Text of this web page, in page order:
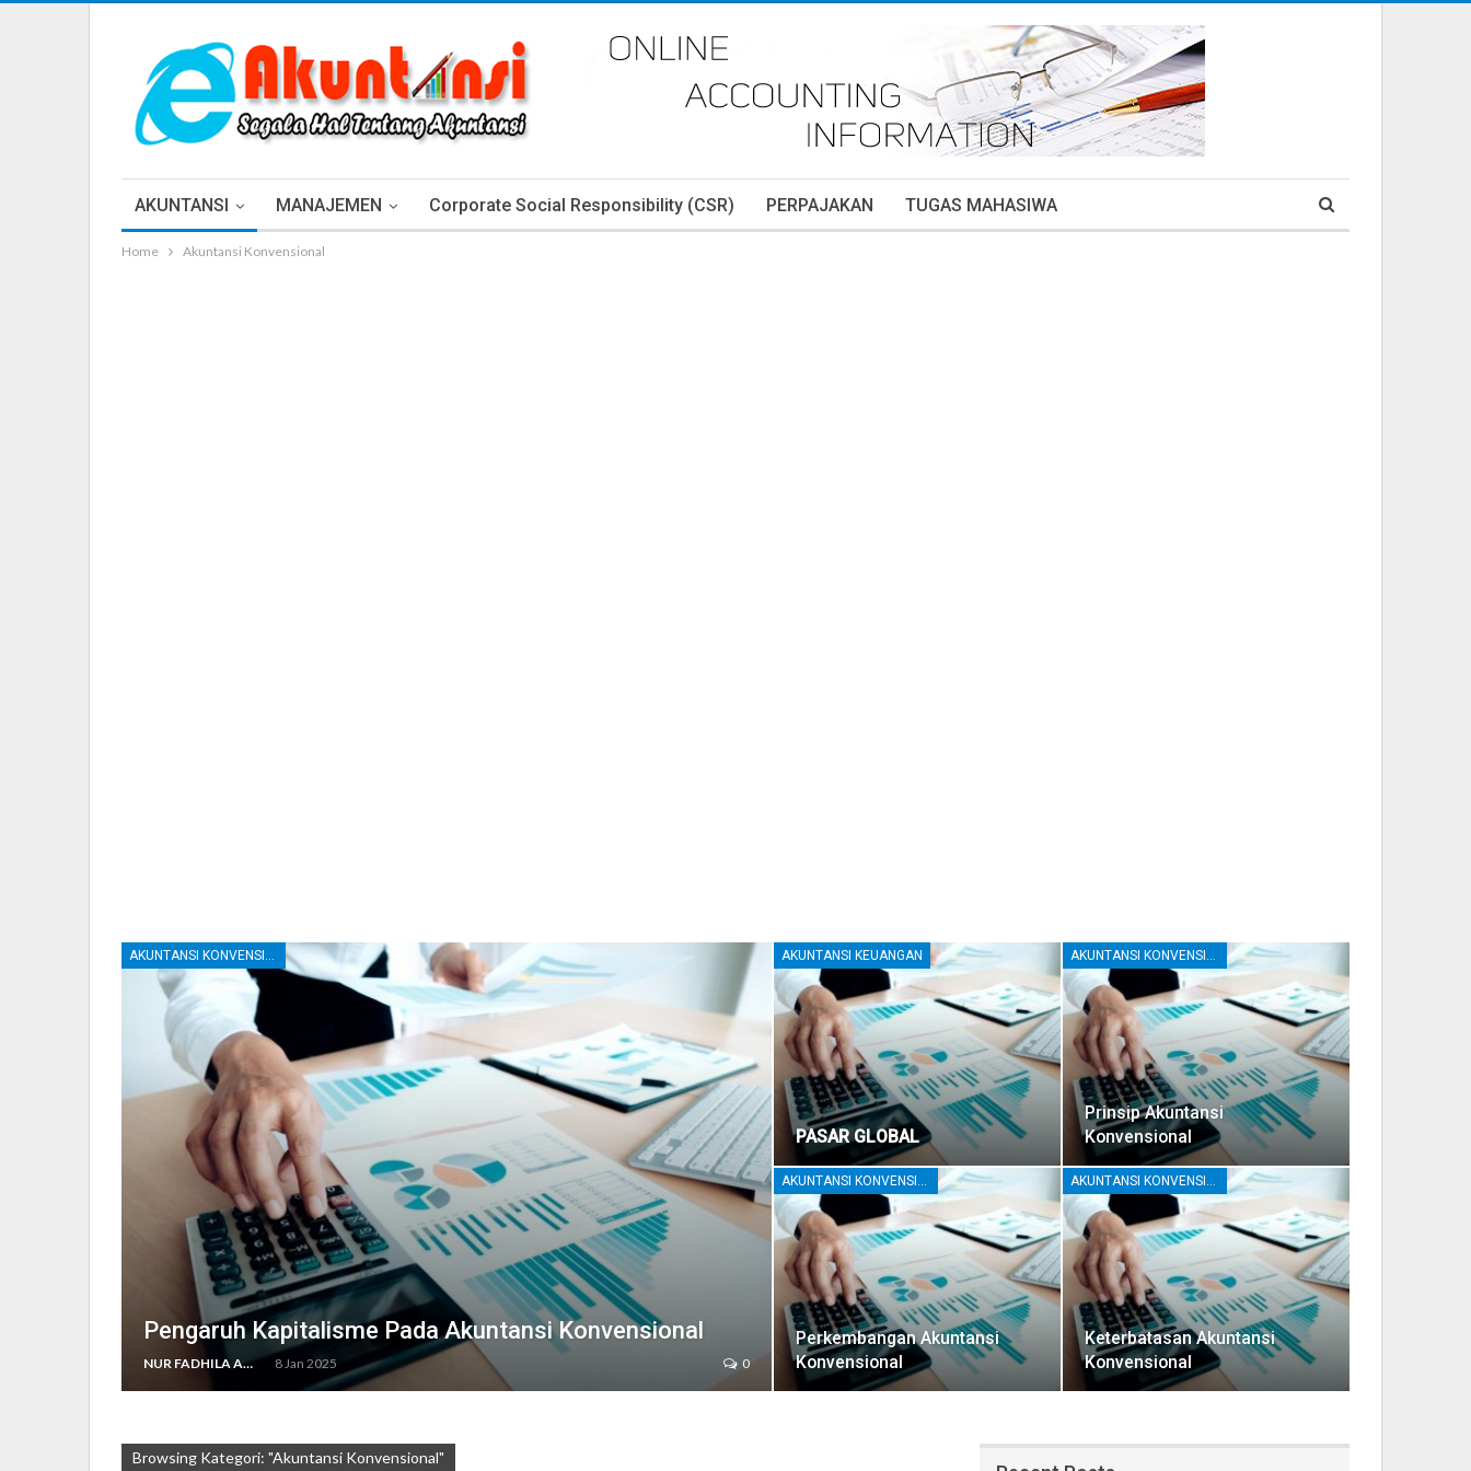
AKUNTANSI MANAJEMEN Corporate Social Responsibility (CSR) PERPAJAKAN TUGAS MAHASIWA
Home Akuntansi Konvensional
AKUNTANSI KONVENSIONAL
Pengaruh Kapitalisme Pada Akuntansi Konvensional
NUR FADHILA AMRI, SE., AK., M.SI 8 Jan 2025 0
AKUNTANSI KEUANGAN
PASAR GLOBAL
AKUNTANSI KONVENSIONAL
Prinsip Akuntansi
Konvensional
AKUNTANSI KONVENSIONAL
Perkembangan Akuntansi
Konvensional
AKUNTANSI KONVENSIONAL
Keterbatasan Akuntansi
Konvensional
Browsing Kategori: "Akuntansi Konvensional"